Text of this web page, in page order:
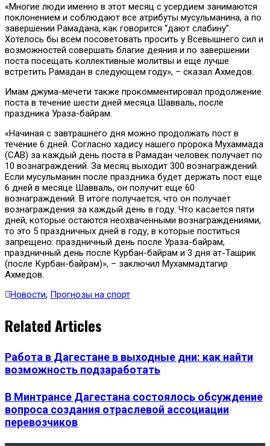
«Многие люди именно в этот месяц с усердием занимаются
поклонением и соблюдают все атрибуты мусульманина, а по
завершении Рамадана, как говорится “дают слабину”.
Хотелось бы всем посоветовать просить у Всевышнего сил и
возможностей совершать благие деяния и по завершении
поста посещать коллективные молитвы и еще лучше
встретить Рамадан в следующем году», – сказал Ахмедов.
Имам джума-мечети также прокомментировал продолжение
поста в течение шести дней месяца Шавваль, после
праздника Ураза-байрам.
«Начиная с завтрашнего дня можно продолжать пост в
течение 6 дней. Согласно хадису нашего пророка Мухаммада
(САВ) за каждый день поста в Рамадан человек получает по
10 вознаграждений. За месяц выходит 300 вознаграждений.
Если мусульманин после праздника будет держать пост еще
6 дней в месяце Шавваль, он получит еще 60
вознаграждений. В итоге получается, что он получает
вознаграждения за каждый день в году. Что касается пяти
дней, которые остаются неохваченными вознаграждениями,
то это 5 праздничных дней в году, в которые поститься
запрещено: праздничный день после Ураза-байрам,
праздничный день после Курбан-байрам и 3 дня ат-Ташрик
(после Курбан-байрам)», – заключил Мухаммадтагир
Ахмедов.
Новости, Прогнозы на спорт
Related Articles
Работа в Дагестане в выходные дни: как найти
возможность подзаработать
В Минтрансе Дагестана состоялось обсуждение
вопроса создания отраслевой ассоциации
перевозчиков